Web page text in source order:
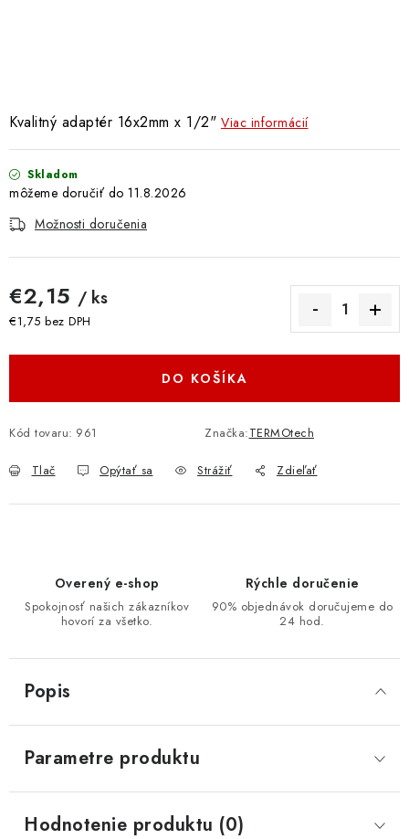
Kvalitný adaptér 16x2mm x 1/2" Viac informácií
Skladom
11.8.2026
Možnosti doručenia
€2,15 / ks
€1,75 bez DPH
DO KOŠÍKA
Kód tovaru: 961 Značka:TERMOtech
Tlač Opýtať sa Strážiť Zdieľať
Overený e-shop
Spokojnosť našich zákazníkov
hovorí za všetko.
Rýchle doručenie
90% objednávok doručujeme do
24 hod.
Popis
Parametre produktu
Hodnotenie produktu (0)